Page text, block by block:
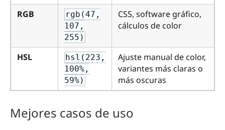
RGB
rgb(47,
107,
255)
CSS, software gráfico,
cálculos de color
HSL
hsl(223,
100%,
59%)
Ajuste manual de color,
variantes más claras o
más oscuras
Mejores casos de uso